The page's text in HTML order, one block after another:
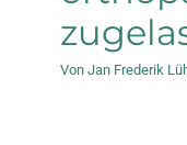
Von Jan Frederik